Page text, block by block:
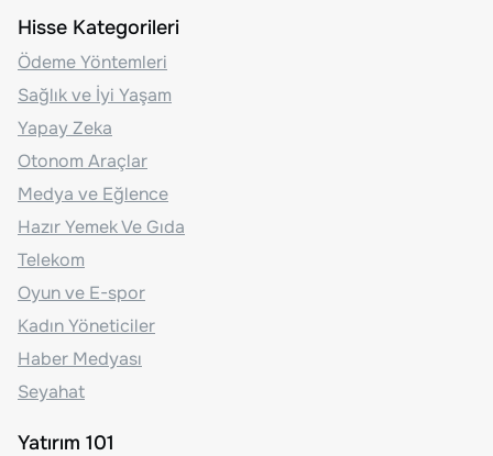
Hisse Kategorileri
Ödeme Yöntemleri
Sağlık ve İyi Yaşam
Yapay Zeka
Otonom Araçlar
Medya ve Eğlence
Hazır Yemek Ve Gıda
Telekom
Oyun ve E-spor
Kadın Yöneticiler
Haber Medyası
Seyahat
Yatırım 101